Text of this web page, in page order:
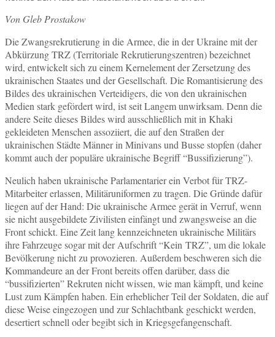
Von Gleb Prostakow
Die Zwangsrekrutierung in die Armee, die in der Ukraine mit der
Abkürzung TRZ (Territoriale Rekrutierungszentren) bezeichnet
wird, entwickelt sich zu einem Kernelement der Zersetzung des
ukrainischen Staates und der Gesellschaft. Die Romantisierung des
Bildes des ukrainischen Verteidigers, die von den ukrainischen
Medien stark gefördert wird, ist seit Langem unwirksam. Denn die
andere Seite dieses Bildes wird ausschließlich mit in Khaki
gekleideten Menschen assoziiert, die auf den Straßen der
ukrainischen Städte Männer in Minivans und Busse stopfen (daher
kommt auch der populäre ukrainische Begriff “Bussifizierung”).
Neulich haben ukrainische Parlamentarier ein Verbot für TRZ-
Mitarbeiter erlassen, Militäruniformen zu tragen. Die Gründe dafür
liegen auf der Hand: Die ukrainische Armee gerät in Verruf, wenn
sie nicht ausgebildete Zivilisten einfängt und zwangsweise an die
Front schickt. Eine Zeit lang kennzeichneten ukrainische Militärs
ihre Fahrzeuge sogar mit der Aufschrift “Kein TRZ”, um die lokale
Bevölkerung nicht zu provozieren. Außerdem beschweren sich die
Kommandeure an der Front bereits offen darüber, dass die
“bussifizierten” Rekruten nicht wissen, wie man kämpft, und keine
Lust zum Kämpfen haben. Ein erheblicher Teil der Soldaten, die auf
diese Weise eingezogen und zur Schlachtbank geschickt werden,
desertiert schnell oder begibt sich in Kriegsgefangenschaft.